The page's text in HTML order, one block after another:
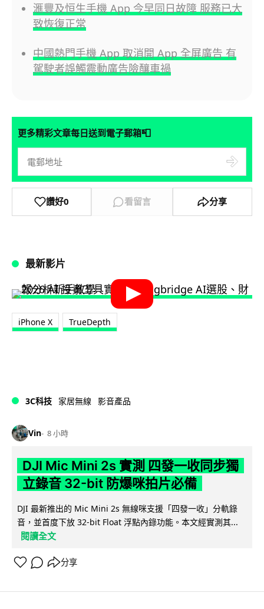
滙豐及恒生手機 App 今早同日故障 服務已大
致恢復正常
中國熱門手機 App 取消開 App 全屏廣告 有
駕駛者誤觸震動廣告險釀車禍
更多精彩文章每日送到電子郵箱📮
讚好0 看留言 分享
最新影片
iPhone X TrueDepth
3C科技 家居無線 影音產品
Vin 8 小時
DJI Mic Mini 2s 實測 四發一收同步獨
立錄音 32-bit 防爆咪拍片必備
DJI 最新推出的 Mic Mini 2s 無線咪支援「四發一收」分軌錄
音，並首度下放 32-bit Float 浮點內錄功能。本文經實測其...
閱讀全文
分享